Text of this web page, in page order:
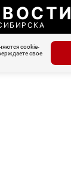
cookie-
свое